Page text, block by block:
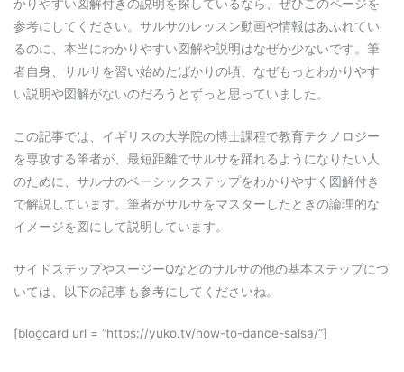
かりやすい図解付きの説明を探しているなら、ぜひこのページを
参考にしてください。サルサのレッスン動画や情報はあふれてい
るのに、本当にわかりやすい図解や説明はなぜか少ないです。筆
者自身、サルサを習い始めたばかりの頃、なぜもっとわかりやす
い説明や図解がないのだろうとずっと思っていました。
この記事では、イギリスの大学院の博士課程で教育テクノロジー
を専攻する筆者が、最短距離でサルサを踊れるようになりたい人
のために、サルサのベーシックステップをわかりやすく図解付き
で解説しています。筆者がサルサをマスターしたときの論理的な
イメージを図にして説明しています。
サイドステップやスージーQなどのサルサの他の基本ステップにつ
いては、以下の記事も参考にしてくださいね。
[blogcard url = “https://yuko.tv/how-to-dance-salsa/”]